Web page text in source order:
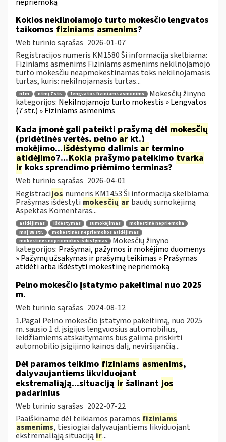
Kokios nekilnojamojo turto mokesčio lengvatos
taikomos fiziniams asmenims?
Web turinio sąrašas 2026-01-07
Registracijos numeris KM1580 Ši informacija skelbiama:
Fiziniams asmenims Fiziniams asmenims nekilnojamojo
turto mokesčiu neapmokestinamas toks nekilnojamasis
turtas, kuris: nekilnojamasis turtas...
ntm ntmį 7 str. lengvatos fiziniams asmenims
Mokesčių žinyno
kategorijos: Nekilnojamojo turto mokestis » Lengvatos
(7 str.) » Fiziniams asmenims
Kada įmonė gali pateikti prašymą dėl mokesčių
(pridėtinės vertės, pelno ar kt.)
mokėjimo...išdėstymo dalimis ar termino
atidėjimo?...Kokiaprašymo pateikimo tvarka
irkoks sprendimo priėmimo terminas?
Web turinio sąrašas 2026-04-01
Registracijos numeris KM1453 Ši informacija skelbiama:
Prašymas išdėstyti mokesčių ar baudų sumokėjimą
Aspektas Komentaras...
atidėjimas išdėstymas sumokėjimas
mokestinė nepriemoka
maį 88 str.
mokestinės nepriemokos atidėjimas
mokestinės nepriemokos išdėstymas
Mokesčių žinyno
kategorijos: Prašymai, pažymos ir mokėjimo duomenys
» Pažymų užsakymas ir prašymų teikimas » Prašymas
atidėti arba išdėstyti mokestinę nepriemoką
Pelno mokesčio įstatymo pakeitimai nuo 2025
m.
Web turinio sąrašas 2024-08-12
1.Pagal Pelno mokesčio įstatymo pakeitimą, nuo 2025
m. sausio 1 d. įsigijus lengvuosius automobilius,
leidžiamiems atskaitymams bus galima priskirti
automobilio įsigijimo kainos dalį, neviršijančią...
Dėl paramos teikimo fiziniams asmenims,
dalyvaujantiems likviduojant
ekstremaliąją...situaciją ir šalinant jos
padarinius
Web turinio sąrašas 2022-07-22
Paaiškiname dėl teikiamos paramos fiziniams
asmenims, tiesiogiai dalyvaujantiems likviduojant
ekstremaliąją situaciją ir...